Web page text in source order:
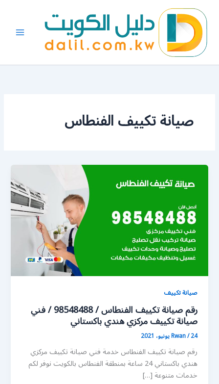
المحتوى
صيانة تكييف الفنطاس
صيانة تكييف
رقم صيانة تكييف الفنطاس / 98548488 / فني
صيانة تكييف مركزي هندي باكستاني
Rwan/24 يونيو، 2021
رقم صيانة تكييف الفنطاس خدمة فني صيانة تكييف مركزي
هندي باكستاني 24 ساعة بمنطقة الفنطاس بالكويت نوفر لكم
خدمات متنوعة […]